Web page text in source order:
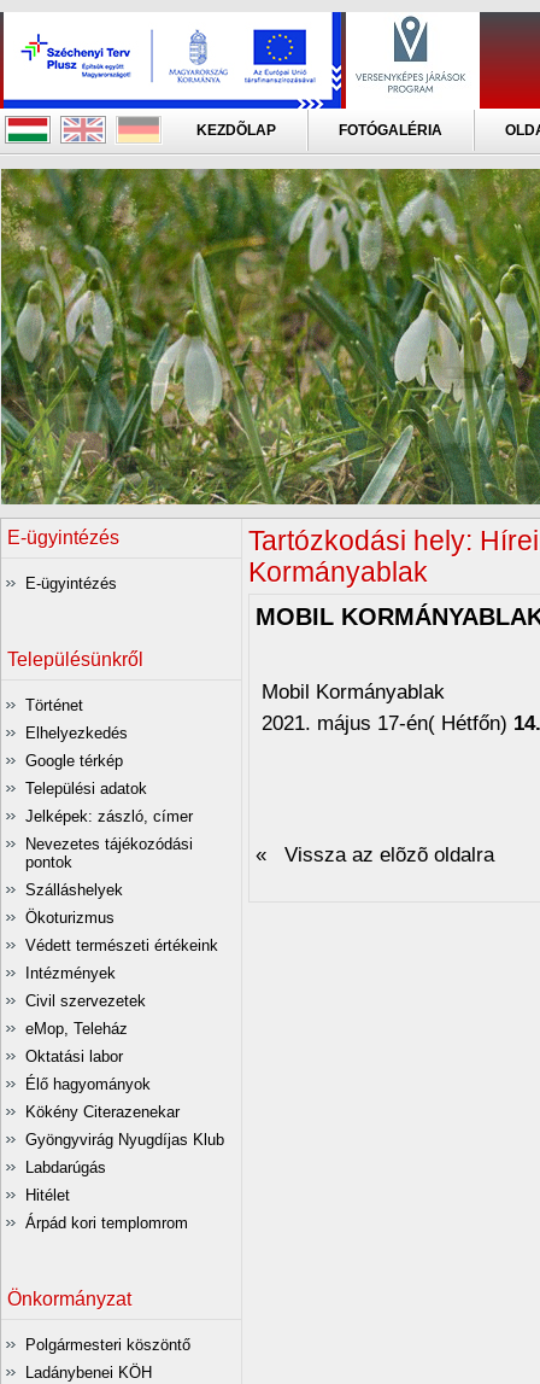
KEZDÕLAP FOTÓGALÉRIA
E-ügyintézés
E-ügyintézés
Településünkről
Történet
Elhelyezkedés
Google térkép
Települési adatok
Jelképek: zászló, címer
Nevezetes tájékozódási
pontok
Szálláshelyek
Ökoturizmus
Védett természeti értékeink
Intézmények
Civil szervezetek
eMop, Teleház
Oktatási labor
Élő hagyományok
Kökény Citerazenekar
Gyöngyvirág Nyugdíjas Klub
Labdarúgás
Hitélet
Árpád kori templomrom
Önkormányzat
Polgármesteri köszöntő
Ladánybenei KÖH
Tartózkodási hely:
Kormányablak
MOBIL
Mobil Kormányablak
2021. május 17-én( Hétfőn)
« Vissza az elõzõ oldalra